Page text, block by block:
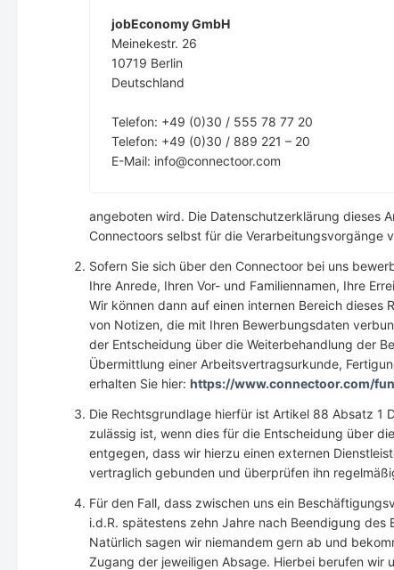
jobEconomy GmbH
Meinekestr. 26
10719 Berlin
Deutschland
Telefon: +49 (0)30 / 555 78 77 20
Telefon: +49 (0)30 / 889 221 – 20
E-Mail: info@connectoor.com
angeboten wird. Die Datenschutzerklärung dieses
Connectoors selbst für die Verarbeitungsvorgänge
Sofern Sie sich über den Connectoor bei uns
Ihre Anrede, Ihren Vor- und Familiennamen, Ihre
Wir können dann auf einen internen Bereich
von Notizen, die mit Ihren Bewerbungsdaten
der Entscheidung über die Weiterbehandlung der
Übermittlung einer Arbeitsvertragsurkunde,
erhalten Sie hier: https://www.connectoor.com/
Die Rechtsgrundlage hierfür ist Artikel 88 Absatz 1
zulässig ist, wenn dies für die Entscheidung über
entgegen, dass wir hierzu einen externen
vertraglich gebunden und überprüfen ihn
Für den Fall, dass zwischen uns ein
i.d.R. spätestens zehn Jahre nach Beendigung
Natürlich sagen wir niemandem gern ab und
Zugang der jeweiligen Absage. Hierbei berufen wir